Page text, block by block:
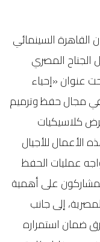
السينمائي
الجناح المصري
عنوان «إحياء
مجال حفظ وترميم
كلاسيكيات
الأعمال للأجيال
عمليات الحفظ
على أهمية
إلى جانب
ضمان استمراره